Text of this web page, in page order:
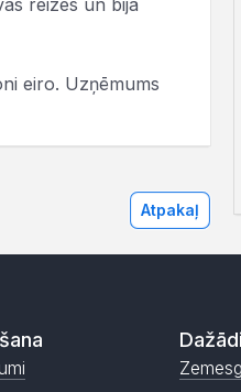
reizes un bija
eiro. Uzņēmums
Atpakaļ
Dažādi